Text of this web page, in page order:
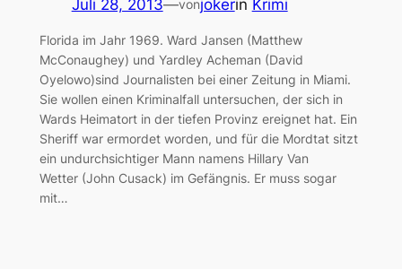
Juli 28, 2013—vonjokerin Krimi
Florida im Jahr 1969. Ward Jansen (Matthew
McConaughey) und Yardley Acheman (David
Oyelowo)sind Journalisten bei einer Zeitung in Miami.
Sie wollen einen Kriminalfall untersuchen, der sich in
Wards Heimatort in der tiefen Provinz ereignet hat. Ein
Sheriff war ermordet worden, und für die Mordtat sitzt
ein undurchsichtiger Mann namens Hillary Van
Wetter (John Cusack) im Gefängnis. Er muss sogar
mit…